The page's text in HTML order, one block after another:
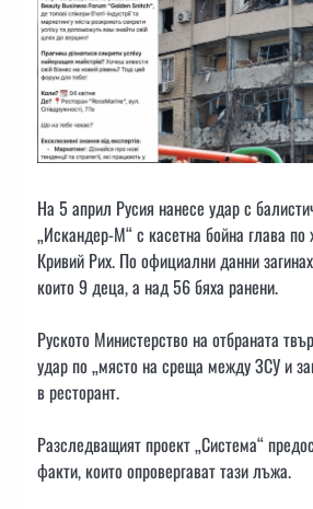
На 5 април Русия нанесе удар с
„Искандер-М“ с касетна бойна глава
Кривий Рих. По официални данни
които 9 деца, а над 56 бяха ранени.
Руското Министерство на отбраната
удар по „място на среща между ЗСУ и
в ресторант.
Разследващият проект „Система“
факти, които опровергават тази лъжа.